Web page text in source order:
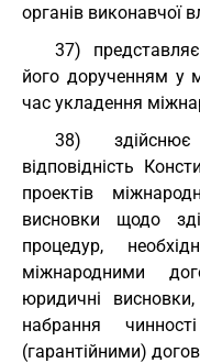
органів виконавчої
37)
його дорученням у
час укладення
38)
відповідність
проектів
висновки щодо
процедур,
міжнародними
юридичні
набрання
(гарантійними)